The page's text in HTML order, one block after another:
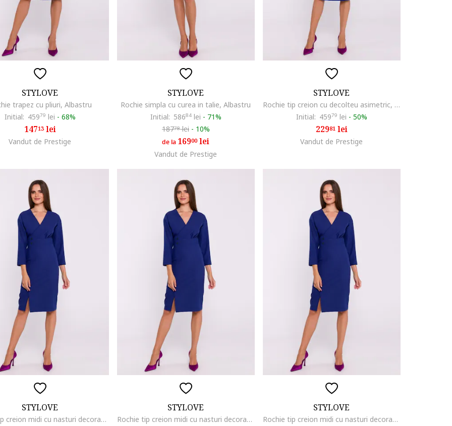
STYLOVE
trapez cu pliuri, Albastru
Initial: 45979 lei - 68%
14713lei
Vandut de Prestige
STYLOVE
Rochie simpla cu curea in talie, Albastru
Initial: 58684lei - 71%
18778lei - 10%
de la 16900lei
Vandut de Prestige
STYLOVE
Rochie tip creion cu decolteu asimetric, Albastru royal
Initial: 45979 lei - 50%
22981lei
Vandut de Prestige
STYLOVE
Rochie tip creion midi cu nasturi decorativi, Albastru,
STYLOVE
Rochie tip creion midi cu nasturi decorativi, Albastru,
STYLOVE
Rochie tip creion midi cu nasturi decorativi, Albastru,